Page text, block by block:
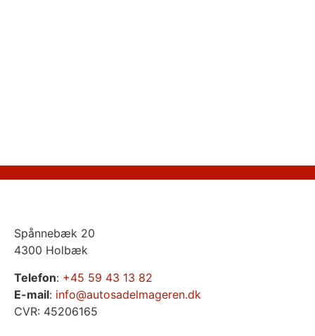
Spånnebæk 20
4300 Holbæk
Telefon: +45 59 43 13 82
E-mail: info@autosadelmageren.dk
CVR: 45206165